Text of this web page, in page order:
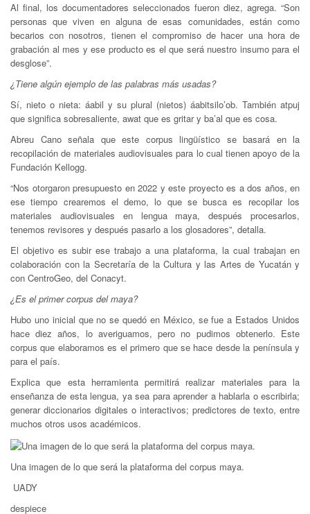
Al final, los documentadores seleccionados fueron diez, agrega. “Son
personas que viven en alguna de esas comunidades, están como
becarios con nosotros, tienen el compromiso de hacer una hora de
grabación al mes y ese producto es el que será nuestro insumo para el
desglose”.
¿Tiene algún ejemplo de las palabras más usadas?
Sí, nieto o nieta: áabil y su plural (nietos) áabitsilo’ob. También atpuj
que significa sobresaliente, awat que es gritar y ba’al que es cosa.
Abreu Cano señala que este corpus lingüístico se basará en la
recopilación de materiales audiovisuales para lo cual tienen apoyo de la
Fundación Kellogg.
“Nos otorgaron presupuesto en 2022 y este proyecto es a dos años, en
ese tiempo crearemos el demo, lo que se busca es recopilar los
materiales audiovisuales en lengua maya, después procesarlos,
tenemos revisores y después pasarlo a los glosadores”, detalla.
El objetivo es subir ese trabajo a una plataforma, la cual trabajan en
colaboración con la Secretaría de la Cultura y las Artes de Yucatán y
con CentroGeo, del Conacyt.
¿Es el primer corpus del maya?
Hubo uno inicial que no se quedó en México, se fue a Estados Unidos
hace diez años, lo averiguamos, pero no pudimos obtenerlo. Este
corpus que elaboramos es el primero que se hace desde la península y
para el país.
Explica que esta herramienta permitirá realizar materiales para la
enseñanza de esta lengua, ya sea para aprender a hablarla o escribirla;
generar diccionarios digitales o interactivos; predictores de texto, entre
muchos otros usos académicos.
Una imagen de lo que será la plataforma del corpus maya.
UADY
despiece